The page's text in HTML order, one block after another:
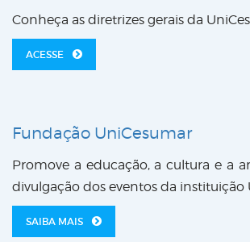
Conheça as diretrizes gerais da
ACESSE
Fundação UniCesumar
Promove a educação, a cultura e a
divulgação dos eventos da instituição
SAIBA MAIS